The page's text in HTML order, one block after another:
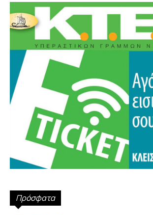
Πρόσφατα